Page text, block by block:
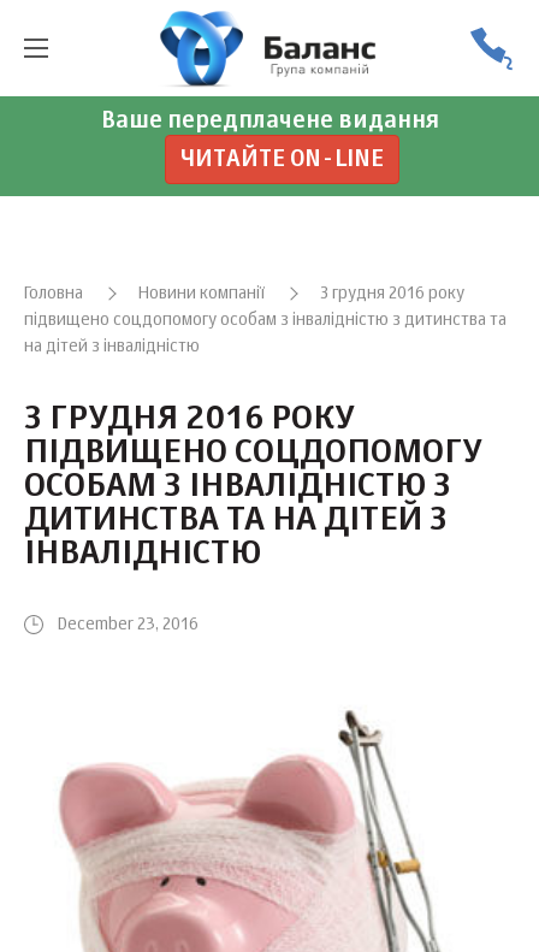
Ваше передплачене видання
ЧИТАЙТЕ ON-LINE
Головна Новини компанії
З грудня 2016 року
підвищено соцдопомогу особам з інвалідністю з дитинства та
на дітей з інвалідністю
З ГРУДНЯ 2016 РОКУ
ПІДВИЩЕНО СОЦДОПОМОГУ
ОСОБАМ З ІНВАЛІДНІСТЮ З
ДИТИНСТВА ТА НА ДІТЕЙ З
ІНВАЛІДНІСТЮ
December 23, 2016